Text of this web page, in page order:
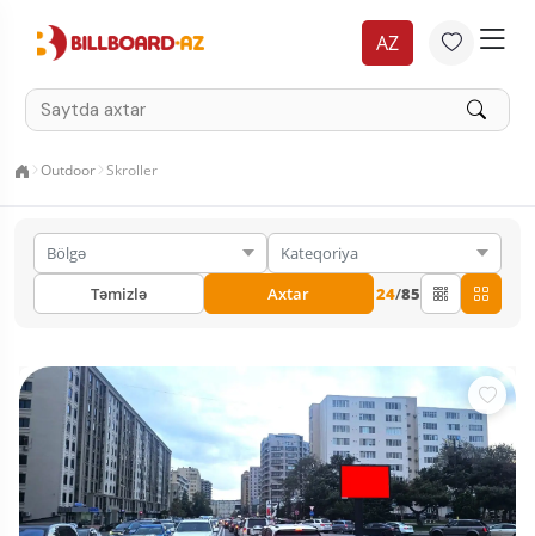
AZ
Outdoor Skroller
Təmizlə Axtar 24/85